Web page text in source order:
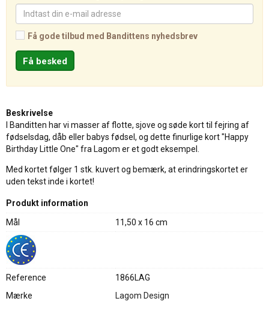
Få gode tilbud med Bandittens nyhedsbrev
Beskrivelse
I Banditten har vi masser af flotte, sjove og søde kort til fejring af
fødselsdag, dåb eller babys fødsel, og dette finurlige kort "Happy
Birthday Little One" fra Lagom er et godt eksempel.
Med kortet følger 1 stk. kuvert og bemærk, at erindringskortet er
uden tekst inde i kortet!
Produkt information
Mål
11,50 x 16 cm
Reference
1866LAG
Mærke
Lagom Design